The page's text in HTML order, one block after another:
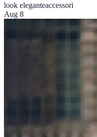
look eleganteaccessori
Aug 8